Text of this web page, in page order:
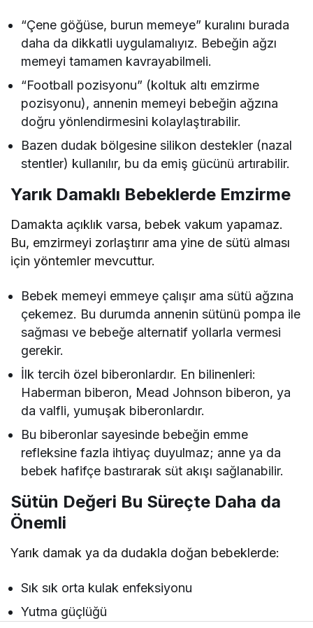
“Çene göğüse, burun memeye” kuralını burada
daha da dikkatli uygulamalıyız. Bebeğin ağzı
memeyi tamamen kavrayabilmeli.
“Football pozisyonu” (koltuk altı emzirme
pozisyonu), annenin memeyi bebeğin ağzına
doğru yönlendirmesini kolaylaştırabilir.
Bazen dudak bölgesine silikon destekler (nazal
stentler) kullanılır, bu da emiş gücünü artırabilir.
Yarık Damaklı Bebeklerde Emzirme
Damakta açıklık varsa, bebek vakum yapamaz.
Bu, emzirmeyi zorlaştırır ama yine de sütü alması
için yöntemler mevcuttur.
Bebek memeyi emmeye çalışır ama sütü ağzına
çekemez. Bu durumda annenin sütünü pompa ile
sağması ve bebeğe alternatif yollarla vermesi
gerekir.
İlk tercih özel biberonlardır. En bilinenleri:
Haberman biberon, Mead Johnson biberon, ya
da valfli, yumuşak biberonlardır.
Bu biberonlar sayesinde bebeğin emme
refleksine fazla ihtiyaç duyulmaz; anne ya da
bebek hafifçe bastırarak süt akışı sağlanabilir.
Sütün Değeri Bu Süreçte Daha da
Önemli
Yarık damak ya da dudakla doğan bebeklerde:
Sık sık orta kulak enfeksiyonu
Yutma güçlüğü